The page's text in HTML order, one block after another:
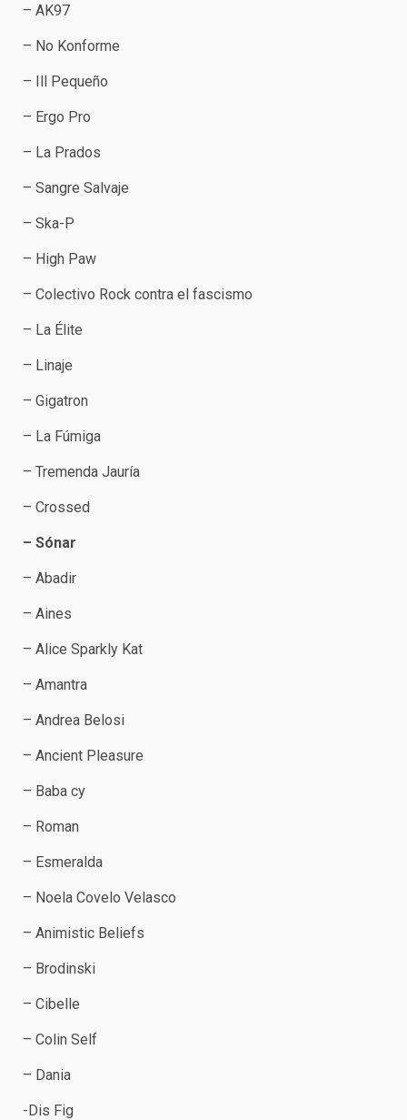
– AK97
– No Konforme
– Ill Pequeño
– Ergo Pro
– La Prados
– Sangre Salvaje
– Ska-P
– High Paw
– Colectivo Rock contra el fascismo
– La Élite
– Linaje
– Gigatron
– La Fúmiga
– Tremenda Jauría
– Crossed
– Sónar
– Abadir
– Aines
– Alice Sparkly Kat
– Amantra
– Andrea Belosi
– Ancient Pleasure
– Baba cy
– Roman
– Esmeralda
– Noela Covelo Velasco
– Animistic Beliefs
– Brodinski
– Cibelle
– Colin Self
– Dania
-Dis Fig